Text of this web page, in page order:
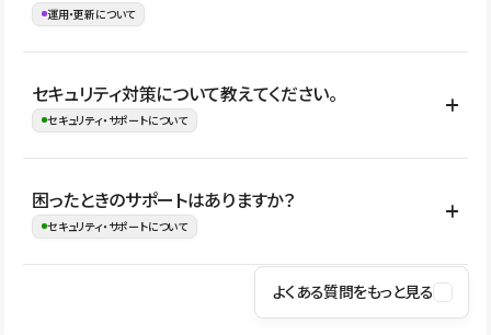
ージをご覧ください。
運用・更新について
はい。CMSやコンポーネントを活用して更新範囲を設計しておく
ことで、デザインを崩しにくい状態で運用できます。 さらにコン
ながらレイアウトに影響を与えずに更新作業を進めやすくなりま
す。
セキュリティ対策について教えてください。
セキュリティ・サポートについて
Studioでは、公開サイトやサービスを安全に利用できるよう、通信
の暗号化、データ保護、アクセス管理、脆弱性対策など、複数の観
はSSL/TLSによる通信暗号化に対応しており、悪質なスクリプトの
困ったときのサポートはありますか？
セキュリティ・サポートについて
操作方法や機能については、ヘルプセンターでご確認いただけま
よくある質問をもっと見る